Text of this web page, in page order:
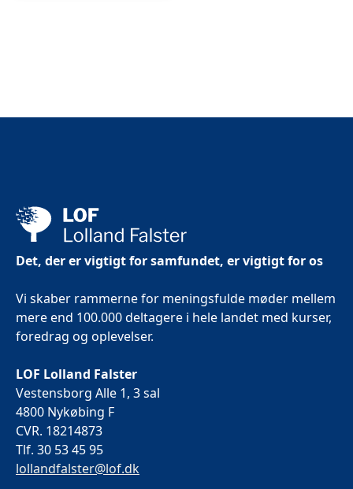
Det, der er vigtigt for samfundet, er vigtigt for os
Vi skaber rammerne for meningsfulde møder mellem
mere end 100.000 deltagere i hele landet med kurser,
foredrag og oplevelser.
LOF Lolland Falster
Vestensborg Alle 1, 3 sal
4800 Nykøbing F
CVR. 18214873
Tlf. 30 53 45 95
lollandfalster@lof.dk